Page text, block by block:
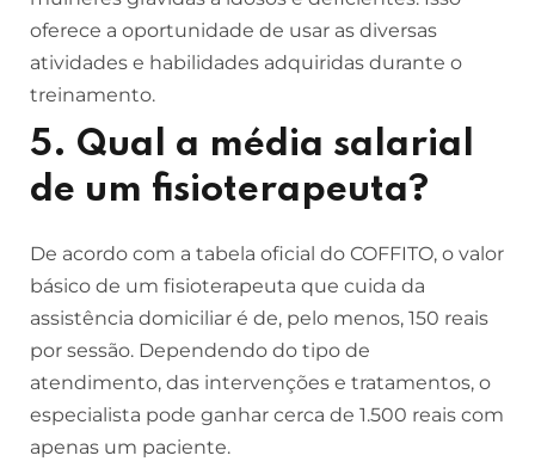
oferece a oportunidade de usar as diversas
atividades e habilidades adquiridas durante o
treinamento.
5. Qual a média salarial
de um fisioterapeuta?
De acordo com a tabela oficial do COFFITO, o valor
básico de um fisioterapeuta que cuida da
assistência domiciliar é de, pelo menos, 150 reais
por sessão. Dependendo do tipo de
atendimento, das intervenções e tratamentos, o
especialista pode ganhar cerca de 1.500 reais com
apenas um paciente.